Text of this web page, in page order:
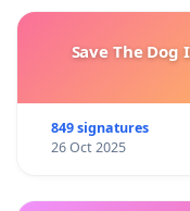
Save The Dog
849 signatures
26 Oct 2025